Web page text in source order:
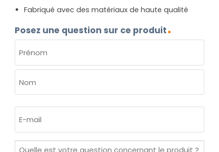
Fabriqué avec des matériaux de haute qualité
Posez une question sur ce produit
(NÉCESSAIRE)
Prénom
mail
Quelle